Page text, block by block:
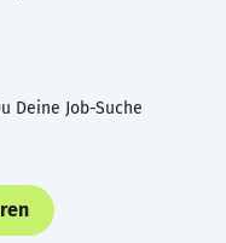
Deine Job-Suche